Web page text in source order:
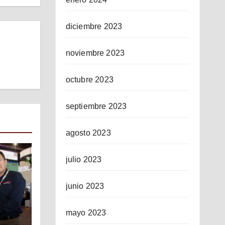
diciembre 2023
noviembre 2023
octubre 2023
septiembre 2023
agosto 2023
julio 2023
junio 2023
mayo 2023